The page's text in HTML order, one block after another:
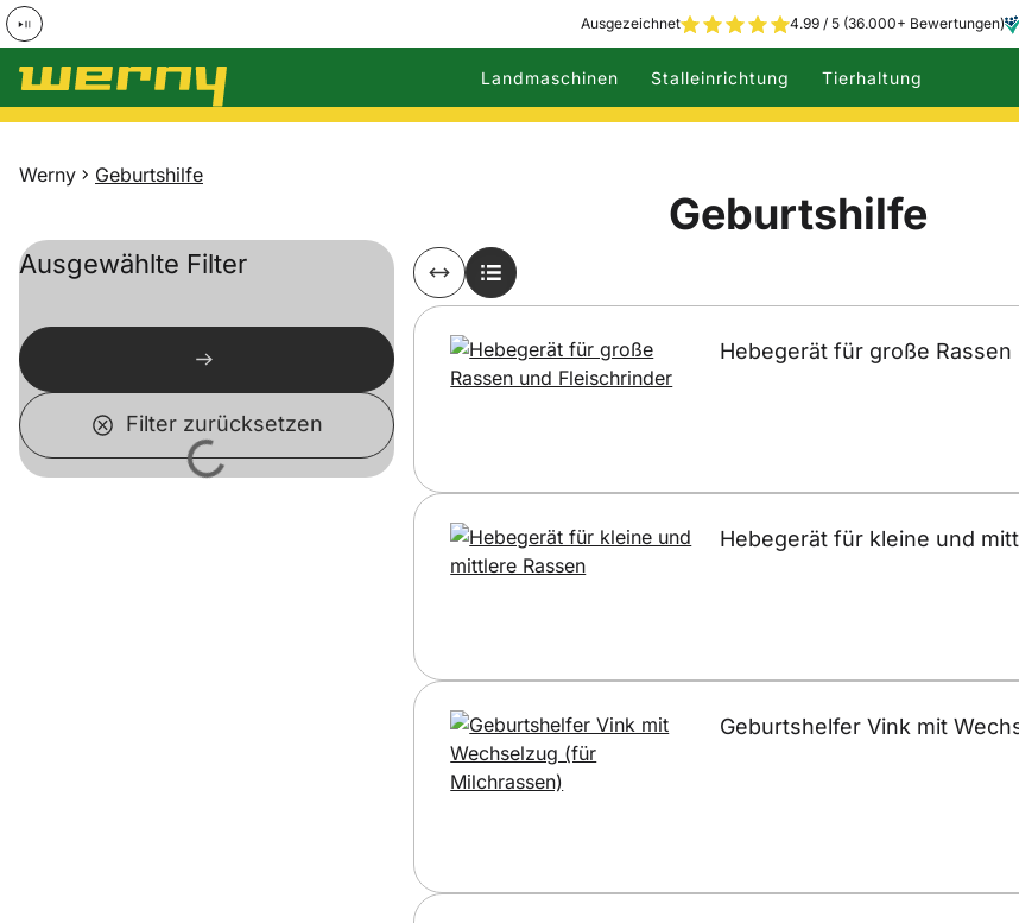
Ausgezeichnet 4.99 / 5 (36.000+ Bewertungen)
Zum Hauptinhalt springen
Landmaschinen Stalleinrichtung Tierhaltung
Werny Geburtshilfe
Geburtshilfe
Lädt
Ausgewählte Filter
Filter zurücksetzen
Hebegerät für große
Hebegerät für kleine und
Geburtshelfer Vink mit